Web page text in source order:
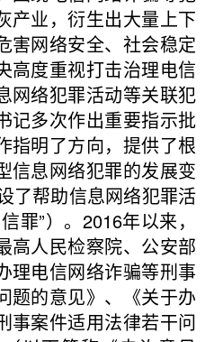
产业，衍生出大量上下
害网络安全、社会稳定
高度重视打击治理电信
网络犯罪活动等关联犯
记多次作出重要指示批
指明了方向，提供了根
信息网络犯罪的发展变
了帮助信息网络犯罪活
罪”）。2016年以来，
高人民检察院、公安部
理电信网络诈骗等刑事
题的意见》、《关于办
事案件适用法律若干问